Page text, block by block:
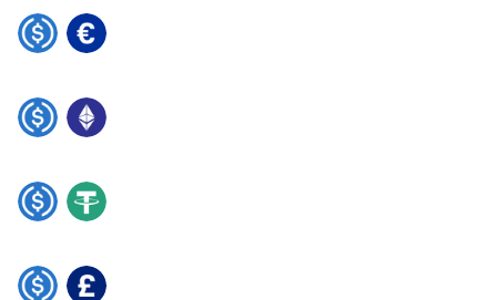
USDC EUR
USDC ETH
USDC USDT
USDC GBP